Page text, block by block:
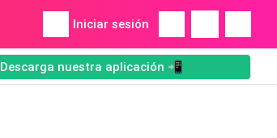
Iniciar sesión
Descarga nuestra aplicación 📲